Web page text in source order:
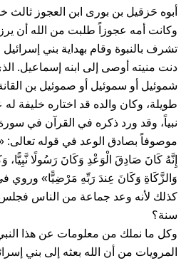
أبوه حَزقيل بن بورى ابن العجوز ثالث
وكانت أمه عجوزاً طلبت من الله أن
تشرف بالنبوة وقام بهداية بني إسرائيل
دنت منيته أوصى إلى ابنه إسماعيل.
شموئيل أو سموئيل أو صموئيل بن
طويلة، وكان والده قد اختاره خليفة له
موصوفاً بصادق الوعد في قوله تعالى:
إِنَّهُ كَانَ صَادِقَ الْوَعْدِ وَكَانَ رَسُولًا نَّبِيًّا،
وَالزَّكَاةِ وَكَانَ عِندَ رَبِّهِ مَرْضِيًّا» وروي
كذلك لأنه وعد جماعة من الناس
سنة؟
وكل ما نملك من معلومات عن هذا
المرويات من أن الله بعثه إلى بني